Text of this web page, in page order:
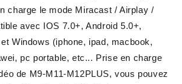
charge le mode Miracast / Airplay /
avec IOS 7.0+, Android 5.0+,
Windows (iphone, ipad, macbook,
pc portable, etc... Prise en charge
de M9-M11-M12PLUS, vous pouvez